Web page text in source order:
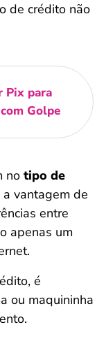
de crédito não
Pix para
Golpe
no tipo de
a vantagem de
entre
apenas um
é
ou maquininha